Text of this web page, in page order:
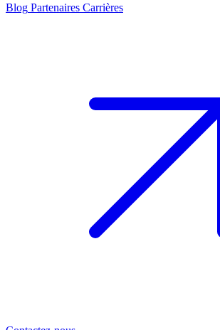
Blog Partenaires Carrières